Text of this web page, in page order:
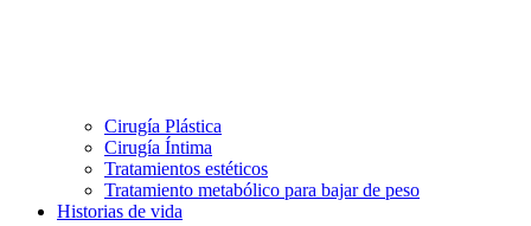
Cirugía Plástica
Cirugía Íntima
Tratamientos estéticos
Tratamiento metabólico para bajar de peso
Historias de vida